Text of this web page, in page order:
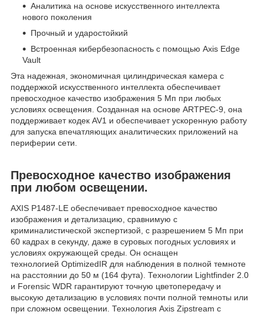
Аналитика на основе искусственного интеллекта
нового поколения
Прочный и ударостойкий
Встроенная кибербезопасность с помощью Axis Edge
Vault
Эта надежная, экономичная цилиндрическая камера с
поддержкой искусственного интеллекта обеспечивает
превосходное качество изображения 5 Мп при любых
условиях освещения. Созданная на основе ARTPEC-9, она
поддерживает кодек AV1 и обеспечивает ускоренную работу
для запуска впечатляющих аналитических приложений на
периферии сети.
Превосходное качество изображения
при любом освещении.
AXIS P1487-LE обеспечивает превосходное качество
изображения и детализацию, сравнимую с
криминалистической экспертизой, с разрешением 5 Мп при
60 кадрах в секунду, даже в суровых погодных условиях и
условиях окружающей среды. Он оснащен
технологией OptimizedIR для наблюдения в полной темноте
на расстоянии до 50 м (164 фута). Технологии Lightfinder 2.0
и Forensic WDR гарантируют точную цветопередачу и
высокую детализацию в условиях почти полной темноты или
при сложном освещении. Технология Axis Zipstream с